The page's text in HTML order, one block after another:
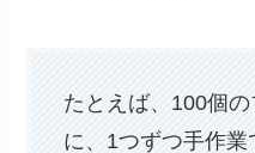
たとえば、100個
に、1つずつ手作